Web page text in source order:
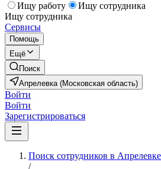
Ищу работу
Ищу сотрудника
Ищу сотрудника
Сервисы
Помощь
Ещё
Поиск
Апрелевка (Московская область)
Войти
Войти
Зарегистрироваться
Поиск сотрудников в
/